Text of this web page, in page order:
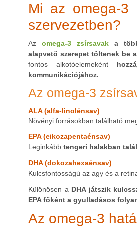
Mi az omega-3
szervezetben?
Az omega-3 zsírsavaka
alapvető szerepet töltenek be
fontos alkotóelemeként
kommunikációjához.
Az omega-3
ALA (alfa-linolénsav)
Növényi forrásokban található
EPA (eikozapentaénsav)
Leginkább tengeri halakban
DHA (dokozahexaénsav)
Kulcsfontosságú az agy és a
Különösen a DHA játszik
EPA főként a gyulladásos
Az omega-3